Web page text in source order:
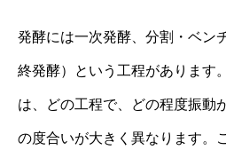
発酵には一次発酵、分割・ベン
終発酵）という工程があります
は、どの工程で、どの程度振動
の度合いが大きく異なります。